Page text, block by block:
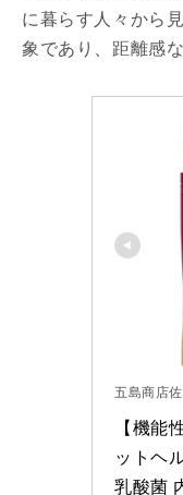
に暮らす人々から
象であり、距離感
五島商店
【機能
ットヘ
乳酸菌